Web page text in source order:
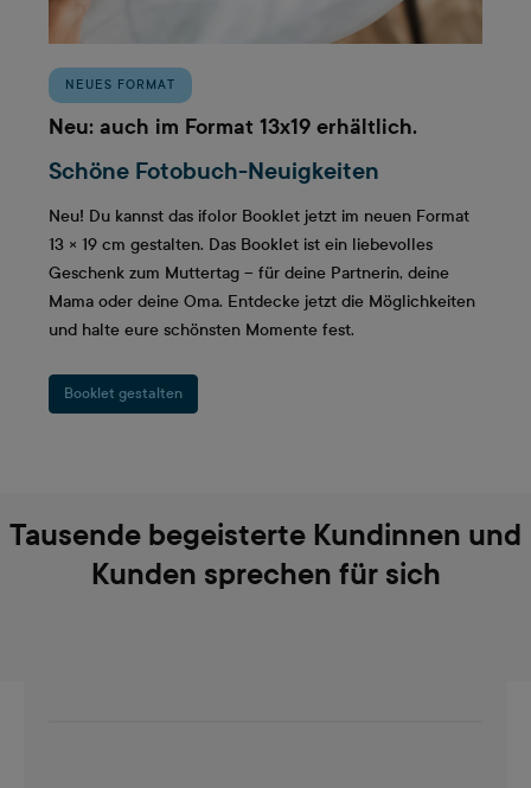
NEUES FORMAT
Neu: auch im Format 13x19 erhältlich.
Schöne Fotobuch-Neuigkeiten
Neu! Du kannst das ifolor Booklet jetzt im neuen Format
13 × 19 cm gestalten. Das Booklet ist ein liebevolles
Geschenk zum Muttertag – für deine Partnerin, deine
Mama oder deine Oma. Entdecke jetzt die Möglichkeiten
und halte eure schönsten Momente fest.
Booklet gestalten
Tausende begeisterte Kundinnen und
Kunden sprechen für sich